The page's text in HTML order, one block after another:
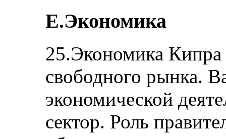
E.Экономика
25.Экономика Кипра
свободного рынка.
экономической
сектор. Роль